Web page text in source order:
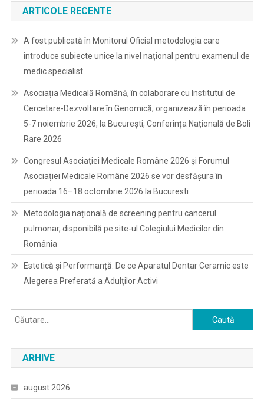
ARTICOLE RECENTE
A fost publicată în Monitorul Oficial metodologia care
introduce subiecte unice la nivel național pentru examenul de
medic specialist
Asociația Medicală Română, în colaborare cu Institutul de
Cercetare-Dezvoltare în Genomică, organizează în perioada
5-7 noiembrie 2026, la București, Conferința Națională de Boli
Rare 2026
Congresul Asociației Medicale Române 2026 și Forumul
Asociației Medicale Române 2026 se vor desfășura în
perioada 16–18 octombrie 2026 la Bucuresti
Metodologia națională de screening pentru cancerul
pulmonar, disponibilă pe site-ul Colegiului Medicilor din
România
Estetică și Performanță: De ce Aparatul Dentar Ceramic este
Alegerea Preferată a Adulților Activi
Caută
după:
ARHIVE
august 2026